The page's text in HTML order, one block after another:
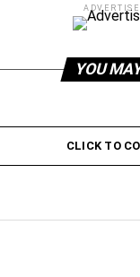
YOU
CLICK TO